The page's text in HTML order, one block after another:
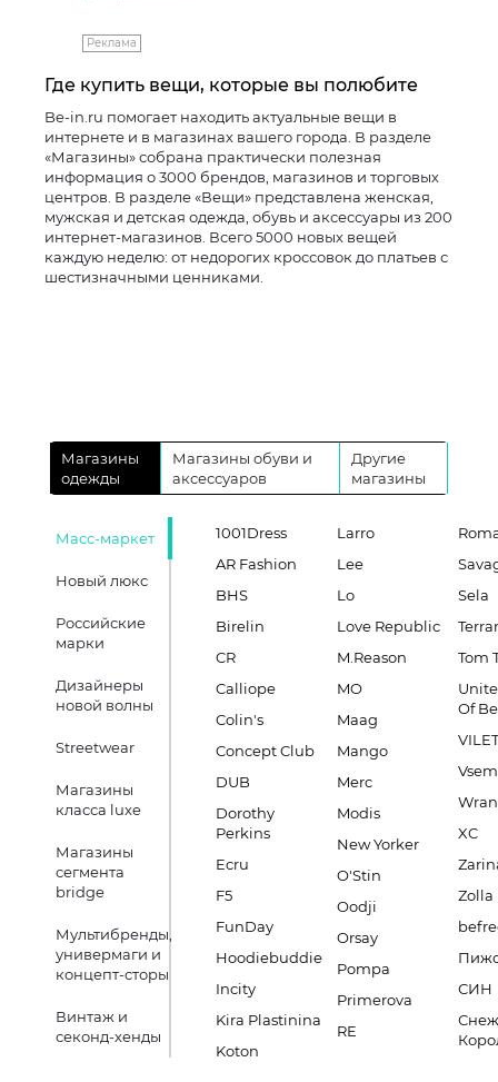
Реклама
Где купить вещи, которые вы полюбите
Be-in.ru помогает находить актуальные вещи в
интернете и в магазинах вашего города. В разделе
«Магазины» собрана практически полезная
информация о 3000 брендов, магазинов и торговых
центров. В разделе «Вещи» представлена женская,
мужская и детская одежда, обувь и аксессуары из 200
интернет-магазинов. Всего 5000 новых вещей
каждую неделю: от недорогих кроссовок до платьев с
шестизначными ценниками.
Магазины
одежды
Магазины обуви и
аксессуаров
Другие
магазины
Масс-маркет
Новый люкс
Российские
марки
Дизайнеры
новой волны
Streetwear
Магазины
класса luxe
Магазины
сегмента
bridge
Мультибренды,
универмаги и
концепт-сторы
Винтаж и
секонд-хенды
1001Dress
AR Fashion
BHS
Birelin
CR
Calliope
Colin's
Concept Club
DUB
Dorothy
Perkins
Ecru
F5
FunDay
Hoodiebuddie
Incity
Kira Plastinina
Koton
Larro
Lee
Lo
Love Republic
M.Reason
MO
Maag
Mango
Merc
Modis
New Yorker
O'Stin
Oodji
Orsay
Pompa
Primerova
RE
Sela
Tom
Of
VILET
XC
Zolla
СИН